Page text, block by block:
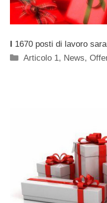
I 1670 posti di lavoro
Categorie
Articolo 1, News,